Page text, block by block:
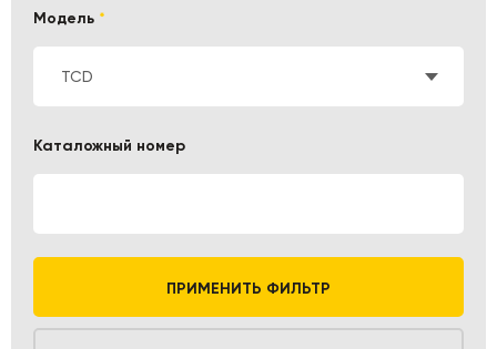
Модель *
TCD
Каталожный номер
ПРИМЕНИТЬ ФИЛЬТР